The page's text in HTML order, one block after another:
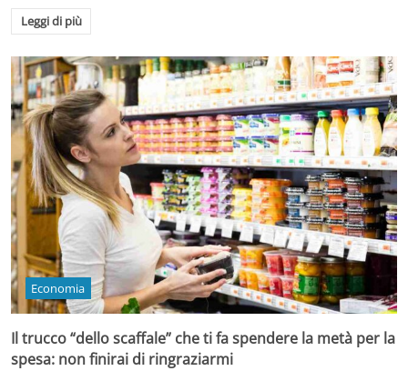
Leggi di più
Economia
Il trucco “dello scaffale” che ti fa spendere la metà per la
spesa: non finirai di ringraziarmi